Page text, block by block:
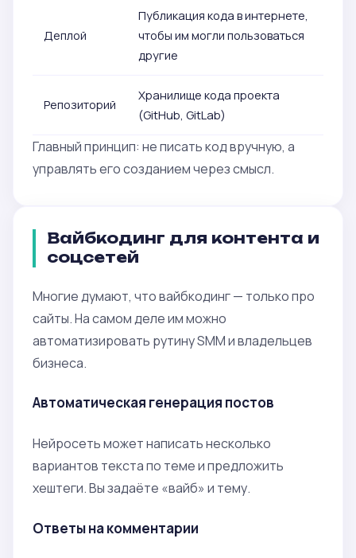
Деплой
Публикация кода в интернете,
чтобы им могли пользоваться
другие
Репозиторий
Хранилище кода проекта
(GitHub, GitLab)
Главный принцип: не писать код вручную, а
управлять его созданием через смысл.
Вайбкодинг для контента и
соцсетей
Многие думают, что вайбкодинг — только про
сайты. На самом деле им можно
автоматизировать рутину SMM и владельцев
бизнеса.
Автоматическая генерация постов
Нейросеть может написать несколько
вариантов текста по теме и предложить
хештеги. Вы задаёте «вайб» и тему.
Ответы на комментарии